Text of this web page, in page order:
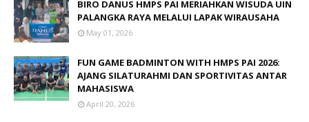
BIRO DANUS HMPS PAI MERIAHKAN WISUDA UIN
PALANGKA RAYA MELALUI LAPAK WIRAUSAHA
May 01, 2026
FUN GAME BADMINTON WITH HMPS PAI 2026:
AJANG SILATURAHMI DAN SPORTIVITAS ANTAR
MAHASISWA
April 20, 2026